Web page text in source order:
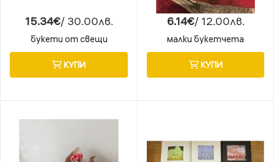
15.34€/ 30.00лв.
букети от свещи
КУПИ
6.14€/ 12.00лв.
малки букетчета
КУПИ